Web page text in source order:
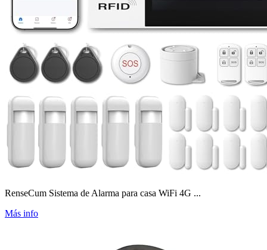
RenseCum Sistema de Alarma para casa WiFi 4G ...
Más info